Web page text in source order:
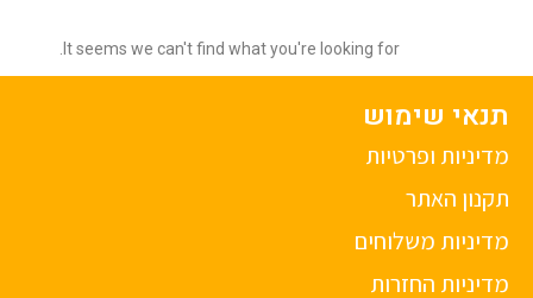
It seems we can't find what you're looking for.
תנאי שימוש
מדיניות ופרטיות
תקנון האתר
מדיניות משלוחים
מדיניות החזרות